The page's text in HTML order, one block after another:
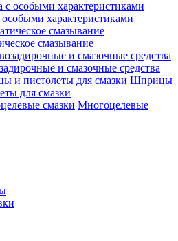
характеристиками
смазывание
и смазочные средства
Шприцы
для смазки
Многоцелевые